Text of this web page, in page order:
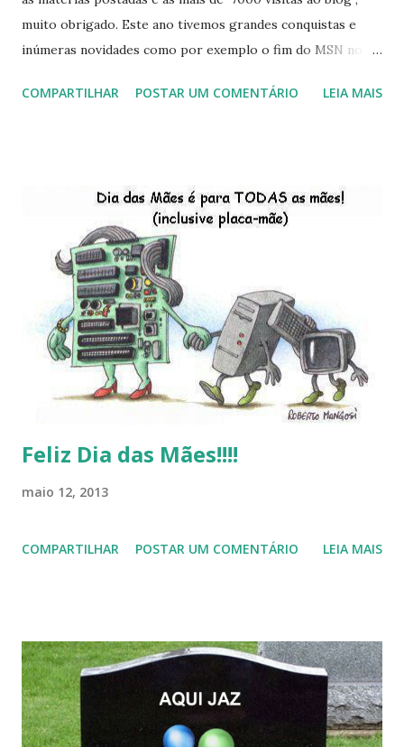
muito obrigado. Este ano tivemos grandes conquistas e
inúmeras novidades como por exemplo o fim do MSN no
do Kaiana que será lançada em 2013, distro nacional , a
do LibreOffice , o IX Latinoware, a Microsoft boicotando o
Linux (como sempre), o lançamento do Windows 8 e a sua
baixa taxa de adesão pelos usuários, entre out ros. Gostaria
de desejar a todos Boas Festas e que em 2013 possamos
estar juntos novamente. Feliz Natal!!!! F eli z 2013 a todos!!!
COMPARTILHAR POSTAR UM COMENTÁRIO LEIA MAIS
Feliz Dia das Mães!!!!
maio 12, 2013
COMPARTILHAR POSTAR UM COMENTÁRIO LEIA MAIS